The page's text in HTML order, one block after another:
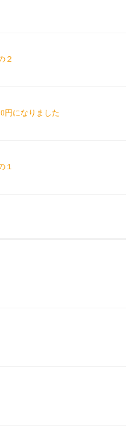
２
円になりました
１